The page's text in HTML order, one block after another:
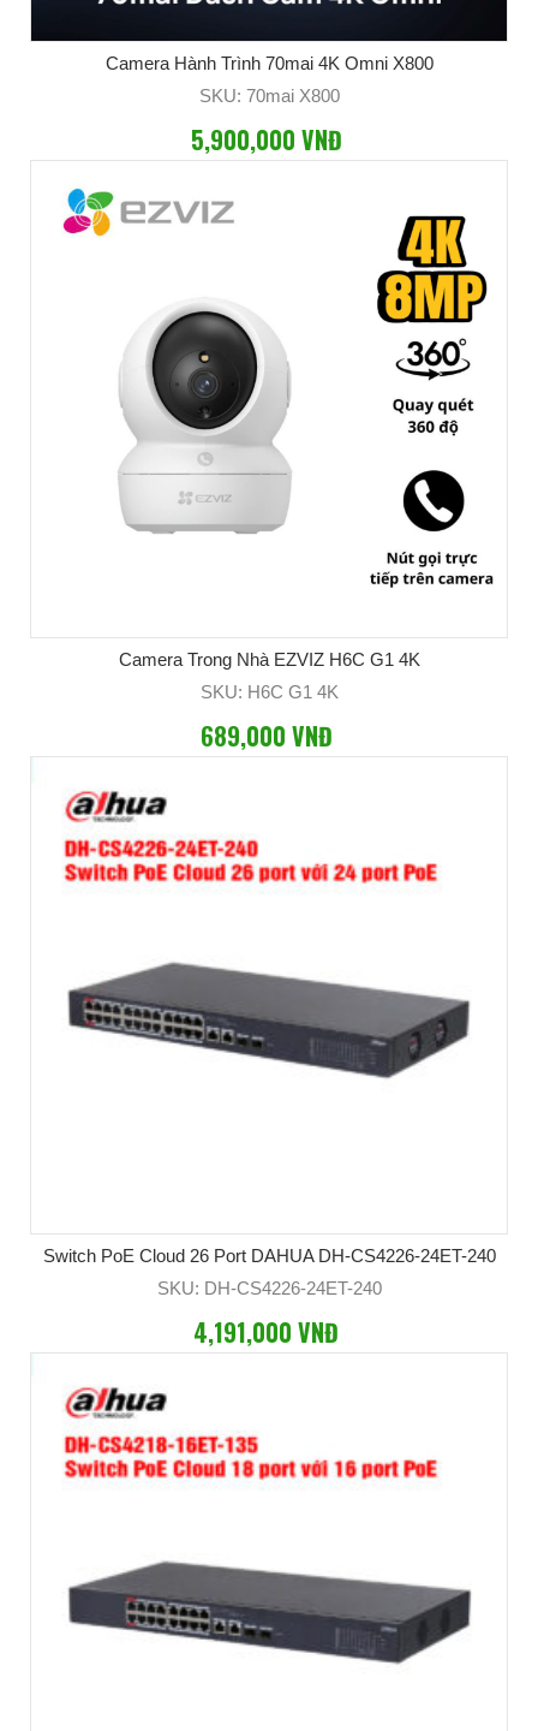
Camera Hành Trình 70mai 4K Omni X800
SKU: 70mai X800
5,900,000 VNĐ
Camera Trong Nhà EZVIZ H6C G1 4K
SKU: H6C G1 4K
689,000 VNĐ
Switch PoE Cloud 26 Port DAHUA DH-CS4226-24ET-240
SKU: DH-CS4226-24ET-240
4,191,000 VNĐ